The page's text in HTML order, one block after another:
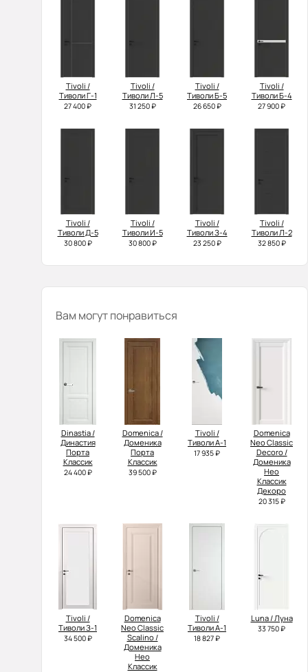
Tivoli /
Тиволи Г-1
27 400 ₽
Tivoli /
Тиволи Л-5
31 250 ₽
Tivoli /
Тиволи Б-5
26 650 ₽
Tivoli /
Тиволи Б-4
27 900 ₽
Tivoli /
Тиволи Д-5
30 800 ₽
Tivoli /
Тиволи И-5
30 800 ₽
Tivoli /
Тиволи З-4
23 250 ₽
Tivoli /
Тиволи Л-2
32 850 ₽
Вам могут понравиться
Dinastia /
Династия
Порта
Классик
24 400 ₽
Domenica /
Доменика
Порта
Классик
39 500 ₽
Tivoli /
Тиволи А-1
17 935 ₽
Domenica
Neo Classic
Decoro /
Доменика
Нео
Классик
Декоро
20 315 ₽
Tivoli /
Тиволи З-1
34 500 ₽
Domenica
Neo Classic
Scalino /
Доменика
Нео
Классик
Tivoli /
Тиволи А-1
18 827 ₽
Luna / Луна
33 750 ₽